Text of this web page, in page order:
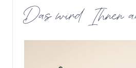
Das wird Ihnen